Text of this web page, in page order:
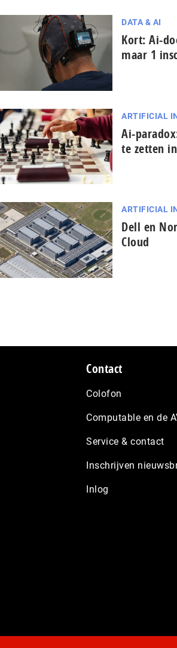
DATA & AI
Kort: Ai-
maar 1
ARTIFICIAL
Ai-
te zetten
ARTIFICIAL
Dell en
Cloud
Contact
Colofon
Computable en de
Service & contact
Inschrijven
Inlog